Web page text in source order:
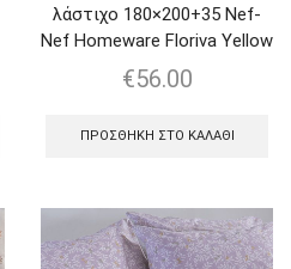
λάστιχο 180×200+35 Nef-
Nef Homeware Floriva Yellow
€56.00
ΠΡΟΣΘΉΚΗ ΣΤΟ ΚΑΛΆΘΙ